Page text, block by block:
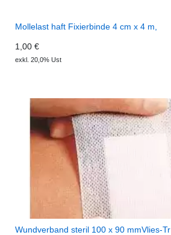
Mollelast haft Fixierbinde 4 cm x 4 m,
1,00 €
exkl. 20,0% Ust
Wundverband steril 100 x 90 mmVlies-Tr